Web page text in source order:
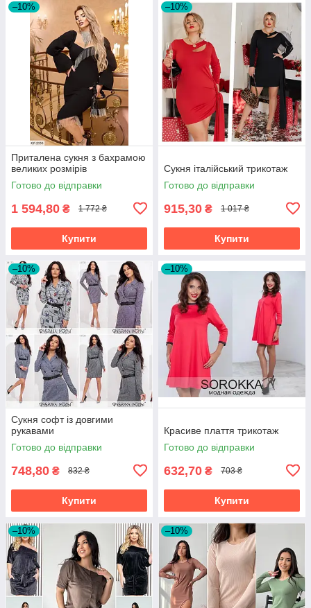
–10%
Приталена сукня з бахрамою
великих розмірів
Готово до відправки
1 594,80 ₴ 1 772 ₴
Купити
–10%
Сукня італійський трикотаж
Готово до відправки
915,30 ₴ 1 017 ₴
Купити
–10%
Сукня софт із довгими
рукавами
Готово до відправки
748,80 ₴ 832 ₴
Купити
–10%
Красиве плаття трикотаж
Готово до відправки
632,70 ₴ 703 ₴
Купити
–10% –10%